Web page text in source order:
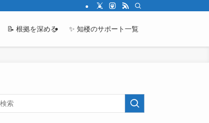
📝 根拠を深める ✨ 知楼のサポート一覧